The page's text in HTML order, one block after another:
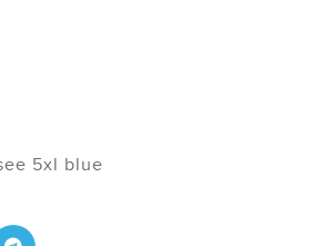
5xl blue